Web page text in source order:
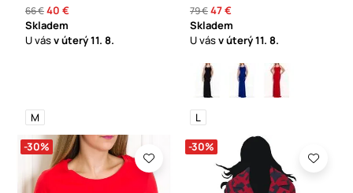
66 €40 €
Skladem
U vásv úterý11. 8.
M
79 €47 €
Skladem
U vásv úterý11. 8.
L
-30% -30%